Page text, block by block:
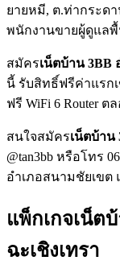
ยายหมี, ต.ท่ากระดา
พนักงานขายผู้ดูแลพื้
สมัครเน็ตบ้าน 3BB
นี้ รับสิทธิ์ฟรีค่าแรก
ฟรี WiFi 6 Router
สนใจสมัครเน็ตบ้าน
@tan3bb หรือโทร
อำเภอสนามชัยเขต
แพ็กเกจเน็ต
ฉะเชิงเทรา